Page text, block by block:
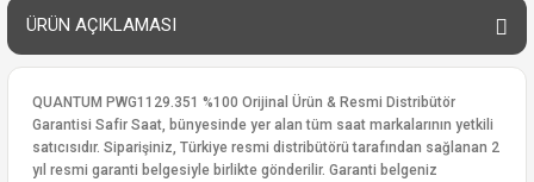
ÜRÜN AÇIKLAMASI
QUANTUM PWG1129.351 %100 Orijinal Ürün & Resmi Distribütör
Garantisi Safir Saat, bünyesinde yer alan tüm saat markalarının yetkili
satıcısıdır. Siparişiniz, Türkiye resmi distribütörü tarafından sağlanan 2
yıl resmi garanti belgesiyle birlikte gönderilir. Garanti belgeniz